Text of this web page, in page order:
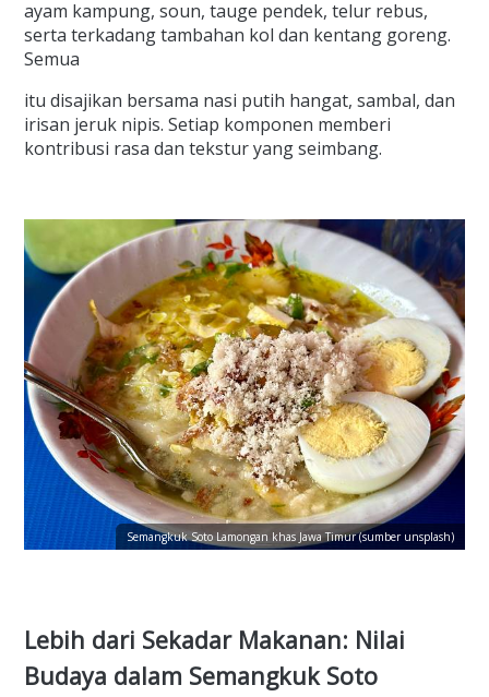
ayam kampung, soun, tauge pendek, telur rebus,
serta terkadang tambahan kol dan kentang goreng.
Semua
itu disajikan bersama nasi putih hangat, sambal, dan
irisan jeruk nipis. Setiap komponen memberi
kontribusi rasa dan tekstur yang seimbang.
Semangkuk Soto Lamongan khas Jawa Timur (sumber unsplash)
Lebih dari Sekadar Makanan: Nilai
Budaya dalam Semangkuk Soto